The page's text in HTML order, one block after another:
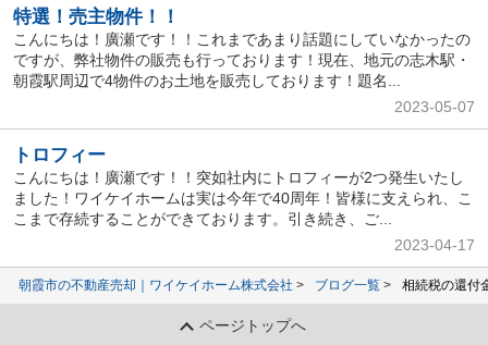
特選！売主物件！！
こんにちは！廣瀬です！！これまであまり話題にしていなかったの
ですが、弊社物件の販売も行っております！現在、地元の志木駅・
朝霞駅周辺で4物件のお土地を販売しております！題名...
2023-05-07
トロフィー
こんにちは！廣瀬です！！突如社内にトロフィーが2つ発生いたし
ました！ワイケイホームは実は今年で40周年！皆様に支えられ、こ
こまで存続することができております。引き続き、ご...
2023-04-17
朝霞市の不動産売却｜ワイケイホーム株式会社 ブログ一覧 相続税の還付
ページトップへ